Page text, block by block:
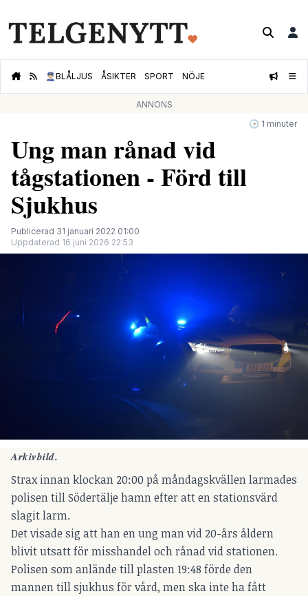
👮🏻‍♂️BLÅLJUS ÅSIKTER SPORT NÖJE
ANNONS
🕝 1 minuter
Ung man rånad vid
tågstationen - Förd till
Sjukhus
Publicerad 31 januari 2022 01:00
Uppdaterad 16 juni 2026 22:53
Arkivbild.
Strax innan klockan 20:00 på måndagskvällen larmades
polisen till Södertälje hamn efter att en stationsvärd
slagit larm.
Det visade sig att han en ung man vid 20-års åldern
blivit utsatt för misshandel och rånad vid stationen.
Polisen som anlände till plasten 19:48 förde den
mannen till sjukhus för vård, men ska inte ha fått